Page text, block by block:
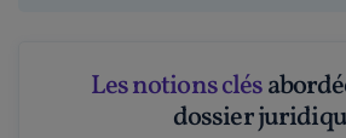
Les notions clés
dossier